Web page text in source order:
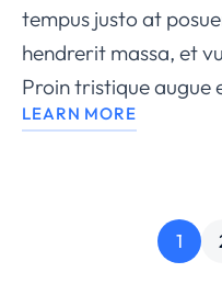
tempus justo at
hendrerit massa, et
Proin tristique augue
LEARN MORE
1